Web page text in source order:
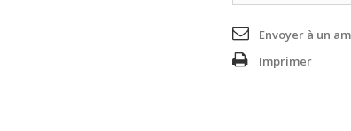
Envoyer à un
Imprimer